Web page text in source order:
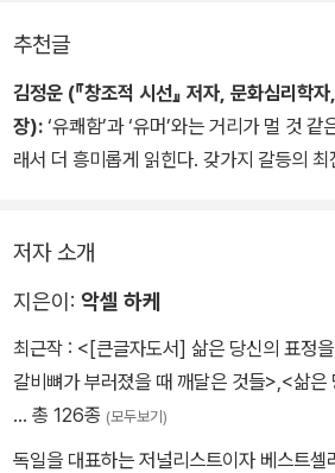
결국 모든 걱정과 두려움과 역경에서 결코
이 오래된 허물을 벗거나 사슴이 지난해의
인생 이야기에서 벗어날 수 없습니다. 여러
만 완전히 바꿀 수는 없습니다. 받아들이고
을 심어놓은 사람들을 늘 질투하며 인생을
습니다.
추천글
김정운 (『창조적 시선』 저자, 문화심리학
장): ‘유쾌함’과 ‘유머’와는 거리가 멀 것
래서 더 흥미롭게 읽힌다. 갖가지 갈등의
에 대한 성찰은 철학, 심리학과 같은 학문은
주제다. 저자 악셀 하케는 이와 관련된 온
이토록 인간에게 중요한 덕목이었는가를
자주 허공을 쳐다보며 내 삶을 성찰했다.
자극적인 가짜 재미에 지쳤다면, 스마트폰
천천히 읽어보면 좋겠다.
저자 소개
지은이: 악셀 하케
최근작 : <[큰글자도서] 삶은 당신의 표정
갈비뼈가 부러졌을 때 깨달은 것들>,<삶은
… 총 126종 (모두보기)
독일을 대표하는 저널리스트이자 베스트